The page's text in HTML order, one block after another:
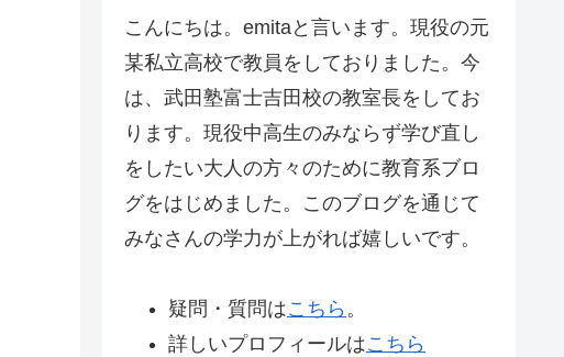
こんにちは。emitaと言います。現役の元
某私立高校で教員をしておりました。今
は、武田塾富士吉田校の教室長をしてお
ります。現役中高生のみならず学び直し
をしたい大人の方々のために教育系ブロ
グをはじめました。このブログを通じて
みなさんの学力が上がれば嬉しいです。
疑問・質問はこちら 。
詳しいプロフィールはこちら